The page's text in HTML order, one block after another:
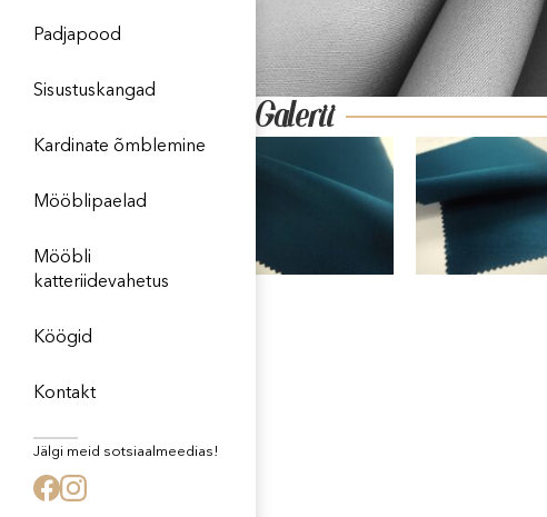
Padjapood
Sisustuskangad
Kardinate õmblemine
Mööblipaelad
Mööbli
katteriidevahetus
Köögid
Kontakt
Jälgi meid sotsiaalmeedias!
Galerii